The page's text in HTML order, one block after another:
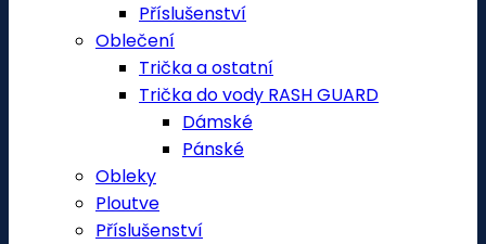
Příslušenství
Oblečení
Trička a ostatní
Trička do vody RASH GUARD
Dámské
Pánské
Obleky
Ploutve
Příslušenství